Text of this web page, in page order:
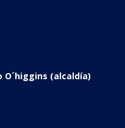
(alcaldía)